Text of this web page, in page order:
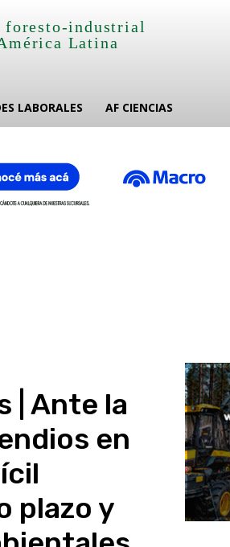
foresto-industrial
Latina
LABORALES AF CIENCIAS
| Ante la
en
plazo y